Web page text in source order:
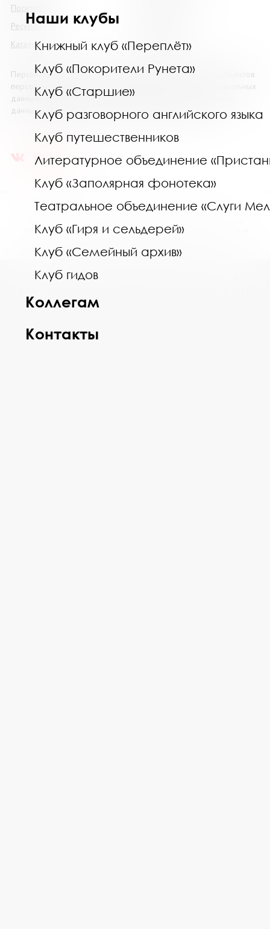
Наши клубы
Книжный клуб «Переплёт»
Клуб «Покорители Рунета»
Клуб «Старшие»
Клуб разговорного английского языка
Клуб путешественников
Литературное объединение
Клуб «Заполярная фонотека»
Театральное объединение «Слуги
Клуб «Гиря и сельдерей»
Клуб «Семейный архив»
Клуб гидов
Коллегам
Контакты
Посетителям
Ресурсы
Каталоги
Контакты
Персональные данные размещены на сайте с согласия субъектов
персональных данных, в соответствии с 152 ФЗ «О Персональных
данных» и Политики в отношении обработки персональных
данных в МГОУНБ. Условия и запреты не установлены.
"Мурманская государственная областная универсальная научная